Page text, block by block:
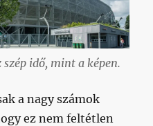
idő, mint a képen.
a nagy számok
ez nem feltétlen